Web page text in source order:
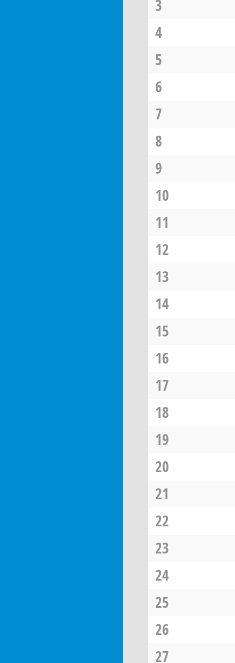
3
4
5
6
7
8
9
10
11
12
13
14
15
16
17
18
19
20
21
22
23
24
25
26
27